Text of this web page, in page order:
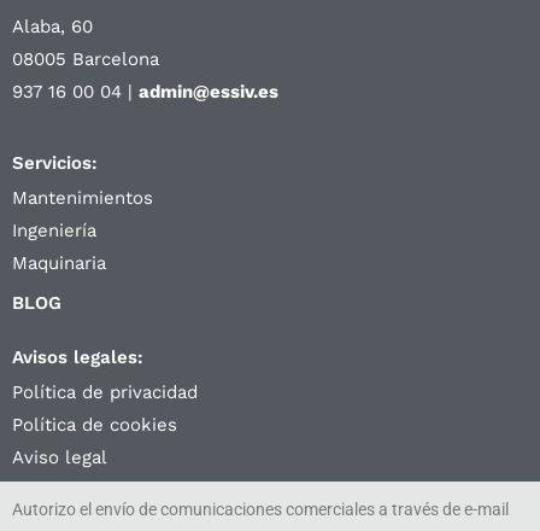
Alaba, 60
08005 Barcelona
937 16 00 04 | admin@essiv.es
Servicios:
Mantenimientos
Ingeniería
Maquinaria
BLOG
Avisos legales:
Política de privacidad
Política de cookies
Aviso legal
Autorizo el envío de comunicaciones comerciales a través de e-mail